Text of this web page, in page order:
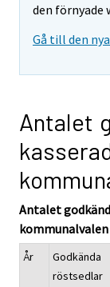
den förnyade
Gå till den
Antalet
Antalet
kommunalvalen
År
Godkända
röstsedlar